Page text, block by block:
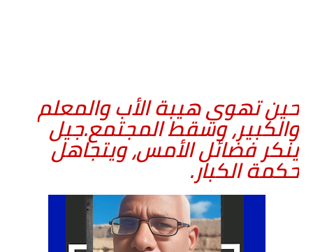
حين تهوي هيبة الأب والمعلم
والكبير، وسقط المجتمع.جيل
ينكر فضائل الأمس، ويتجاهل
حكمة الكبار.